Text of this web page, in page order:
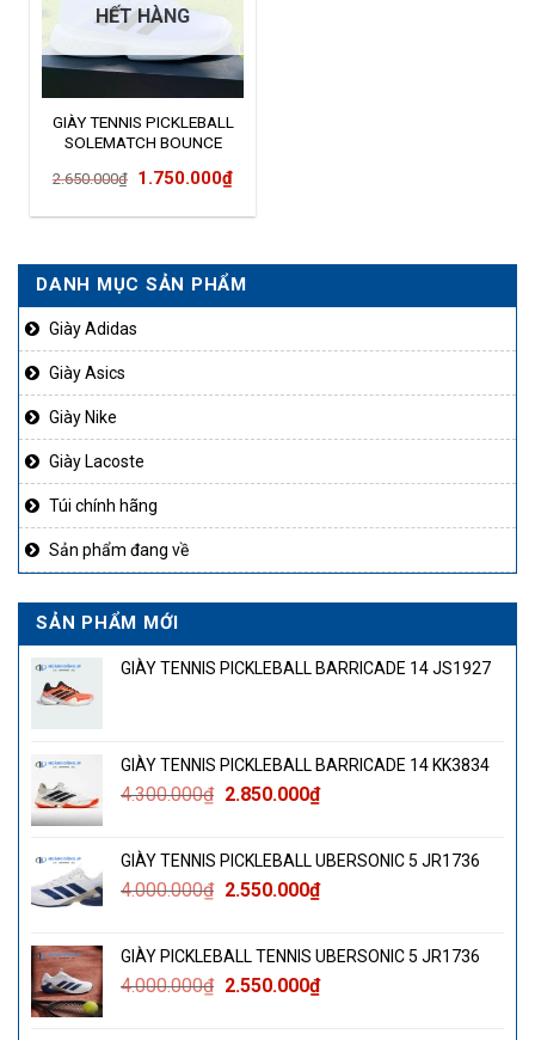
HẾT HÀNG
GIÀY TENNIS PICKLEBALL
SOLEMATCH BOUNCE
2.650.000₫ Giá
2.650.000₫.
1.750.000₫Giá
là:
1.750.000₫.
DANH MỤC SẢN PHẨM
Giày Adidas
Giày Asics
Giày Nike
Giày Lacoste
Túi chính hãng
Sản phẩm đang về
SẢN PHẨM MỚI
GIÀY TENNIS PICKLEBALL BARRICADE 14 JS1927
GIÀY TENNIS PICKLEBALL BARRICADE 14 KK3834
4.300.000₫ Giá
4.300.000₫.
2.850.000₫Giá
là:
2.850.000₫.
GIÀY TENNIS PICKLEBALL UBERSONIC 5 JR1736
4.000.000₫ Giá
4.000.000₫.
2.550.000₫Giá
là:
2.550.000₫.
GIÀY PICKLEBALL TENNIS UBERSONIC 5 JR1736
4.000.000₫ Giá
2.550.000₫Giá